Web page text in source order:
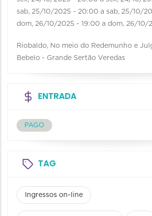
sab, 25/10/2025 - 20:00 a sab, 25/10/
dom, 26/10/2025 - 19:00 a dom, 26/10/
Riobaldo, No meio do Redemunho e
Bebelo - Grande Sertão Veredas
ENTRADA
PAGO
TAG
Ingressos on-line